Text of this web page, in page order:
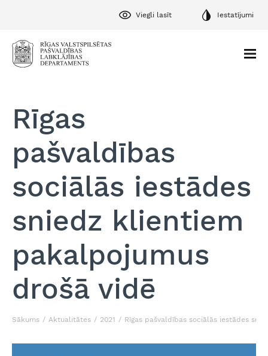
Viegli lasīt Iestatījumi
Rīgas
pašvaldības
sociālās iestādes
sniedz klientiem
pakalpojumus
drošā vidē
Sākums Aktualitātes 2021 Rīgas pašvaldības sociālās iestādes